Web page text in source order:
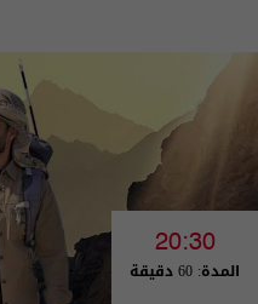
20:30
المدة: 60 دقيقة